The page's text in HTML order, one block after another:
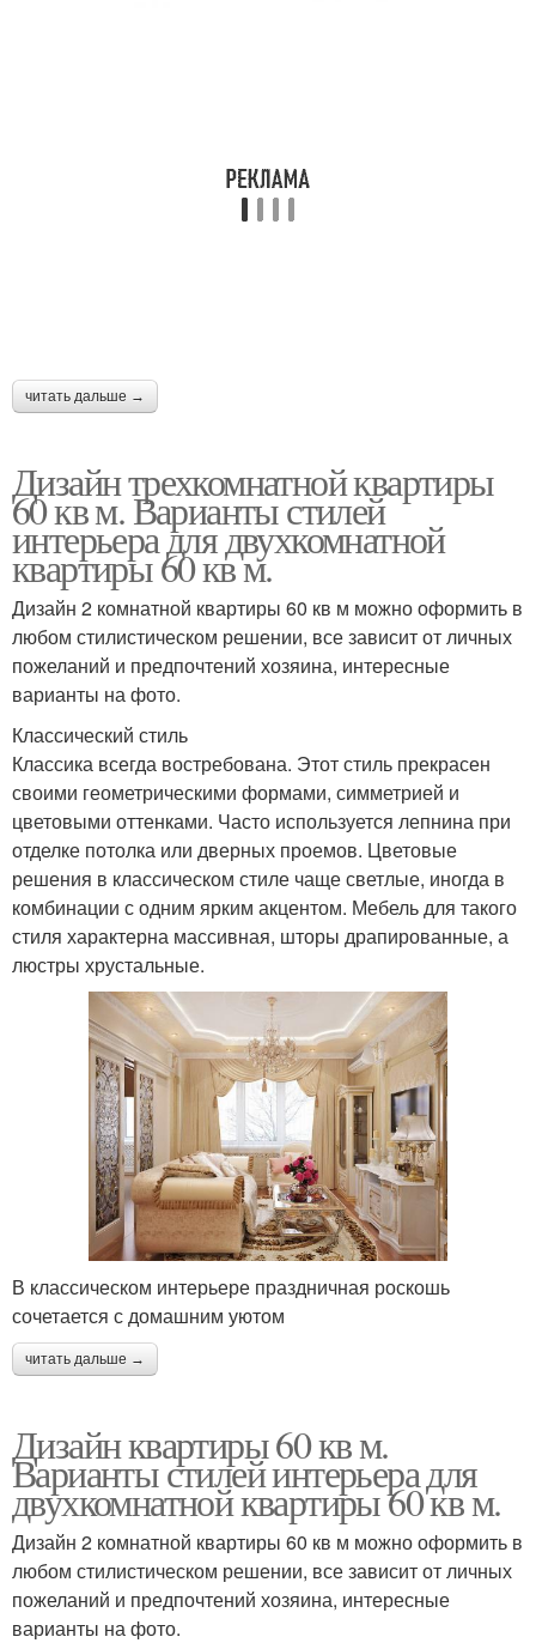
читать дальше →
Дизайн трехкомнатной квартиры
60 кв м. Варианты стилей
интерьера для двухкомнатной
квартиры 60 кв м.
Дизайн 2 комнатной квартиры 60 кв м можно оформить в
любом стилистическом решении, все зависит от личных
пожеланий и предпочтений хозяина, интересные
варианты на фото.
Классический стиль
Классика всегда востребована. Этот стиль прекрасен
своими геометрическими формами, симметрией и
цветовыми оттенками. Часто используется лепнина при
отделке потолка или дверных проемов. Цветовые
решения в классическом стиле чаще светлые, иногда в
комбинации с одним ярким акцентом. Мебель для такого
стиля характерна массивная, шторы драпированные, а
люстры хрустальные.
В классическом интерьере праздничная роскошь
сочетается с домашним уютом
читать дальше →
Дизайн квартиры 60 кв м.
Варианты стилей интерьера для
двухкомнатной квартиры 60 кв м.
Дизайн 2 комнатной квартиры 60 кв м можно оформить в
любом стилистическом решении, все зависит от личных
пожеланий и предпочтений хозяина, интересные
варианты на фото.